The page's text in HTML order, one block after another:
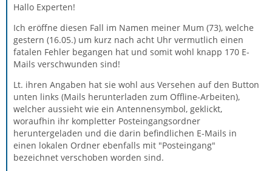
Hallo Experten!
Ich eröffne diesen Fall im Namen meiner Mum (73), welche
gestern (16.05.) um kurz nach acht Uhr vermutlich einen
fatalen Fehler begangen hat und somit wohl knapp 170 E-
Mails verschwunden sind!
Lt. ihren Angaben hat sie wohl aus Versehen auf den Button
unten links (Mails herunterladen zum Offline-Arbeiten),
welcher aussieht wie ein Antennensymbol, geklickt,
woraufhin ihr kompletter Posteingangsordner
heruntergeladen und die darin befindlichen E-Mails in
einen lokalen Ordner ebenfalls mit "Posteingang"
bezeichnet verschoben worden sind.